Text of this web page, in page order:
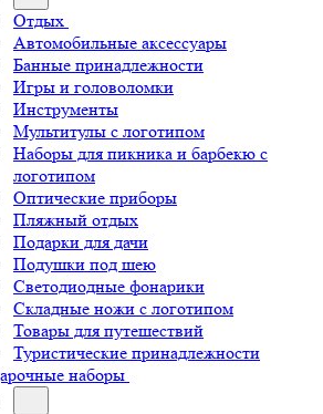
Отдых
Автомобильные аксессуары
Банные принадлежности
Игры и головоломки
Инструменты
Мультитулы с логотипом
Наборы для пикника и барбекю с
логотипом
Оптические приборы
Пляжный отдых
Подарки для дачи
Подушки под шею
Светодиодные фонарики
Складные ножи с логотипом
Товары для путешествий
Туристические принадлежности
наборы